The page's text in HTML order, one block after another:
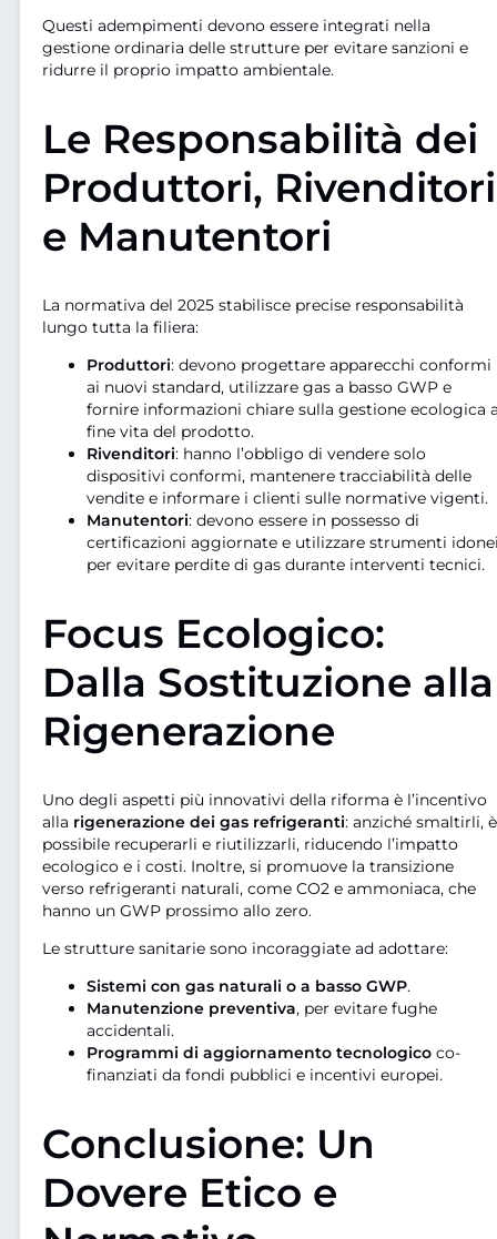
Questi adempimenti devono essere integrati nella
gestione ordinaria delle strutture per evitare sanzioni e
ridurre il proprio impatto ambientale.
Le Responsabilità dei
Produttori, Rivenditori
e Manutentori
La normativa del 2025 stabilisce precise responsabilità
lungo tutta la filiera:
Produttori: devono progettare apparecchi conformi
ai nuovi standard, utilizzare gas a basso GWP e
fornire informazioni chiare sulla gestione ecologica
fine vita del prodotto.
Rivenditori: hanno l’obbligo di vendere solo
dispositivi conformi, mantenere tracciabilità delle
vendite e informare i clienti sulle normative vigenti.
Manutentori: devono essere in possesso di
certificazioni aggiornate e utilizzare strumenti
per evitare perdite di gas durante interventi tecnici.
Focus Ecologico:
Dalla Sostituzione alla
Rigenerazione
Uno degli aspetti più innovativi della riforma è l’incentivo
alla rigenerazione dei gas refrigeranti: anziché smaltirli, è
possibile recuperarli e riutilizzarli, riducendo l’impatto
ecologico e i costi. Inoltre, si promuove la transizione
verso refrigeranti naturali, come CO2 e ammoniaca, che
hanno un GWP prossimo allo zero.
Le strutture sanitarie sono incoraggiate ad adottare:
Sistemi con gas naturali o a basso GWP.
Manutenzione preventiva, per evitare fughe
accidentali.
Programmi di aggiornamento tecnologico co-
finanziati da fondi pubblici e incentivi europei.
Conclusione: Un
Dovere Etico e